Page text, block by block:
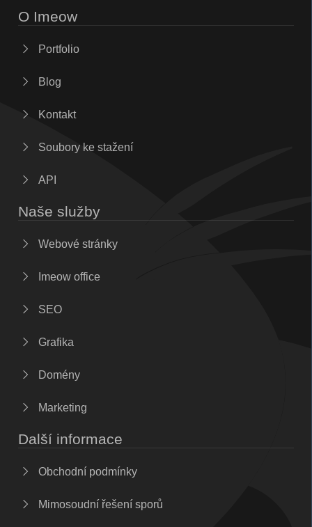
O Imeow
Portfolio
Blog
Kontakt
Soubory ke stažení
API
Naše služby
Webové stránky
Imeow office
SEO
Grafika
Domény
Marketing
Další informace
Obchodní podmínky
Mimosoudní řešení sporů